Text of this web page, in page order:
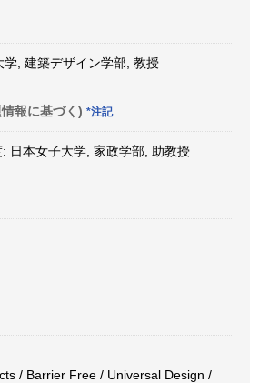
, 建築デザイン学部, 教授
報に基づく) *注記
日本女子大学, 家政学部, 助教授
/ Barrier Free / Universal Design /